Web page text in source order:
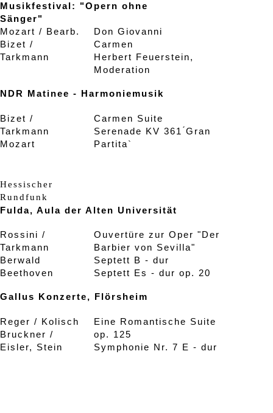
Musikfestival: "Opern ohne
Sänger"
Mozart / Bearb.
Bizet /
Tarkmann
Don Giovanni
Carmen
Herbert Feuerstein,
Moderation
NDR Matinee - Harmoniemusik
Bizet /
Tarkmann
Mozart
Carmen Suite
Serenade KV 361 ́Gran
Partita`
Hessischer
Rundfunk
Fulda, Aula der Alten Universität
Rossini /
Tarkmann
Berwald
Beethoven
Ouvertüre zur Oper "Der
Barbier von Sevilla"
Septett B - dur
Septett Es - dur op. 20
Gallus Konzerte, Flörsheim
Reger / Kolisch
Bruckner /
Eisler, Stein
Eine Romantische Suite
op. 125
Symphonie Nr. 7 E - dur